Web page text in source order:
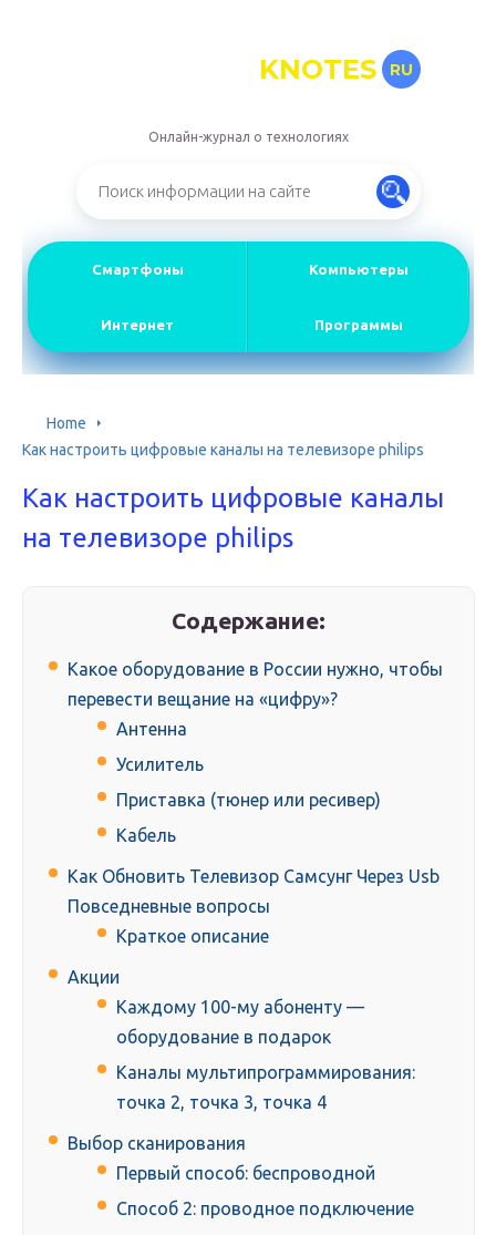
KNOTES RU
Онлайн-журнал о технологиях
Смартфоны Компьютеры
Интернет Программы
Home
Как настроить цифровые каналы на телевизоре philips
Как настроить цифровые каналы
на телевизоре philips
Содержание:
Какое оборудование в России нужно, чтобы
перевести вещание на «цифру»?
Антенна
Усилитель
Приставка (тюнер или ресивер)
Кабель
Как Обновить Телевизор Самсунг Через Usb
Повседневные вопросы
Краткое описание
Акции
Каждому 100-му абоненту —
оборудование в подарок
Каналы мультипрограммирования:
точка 2, точка 3, точка 4
Выбор сканирования
Первый способ: беспроводной
Способ 2: проводное подключение